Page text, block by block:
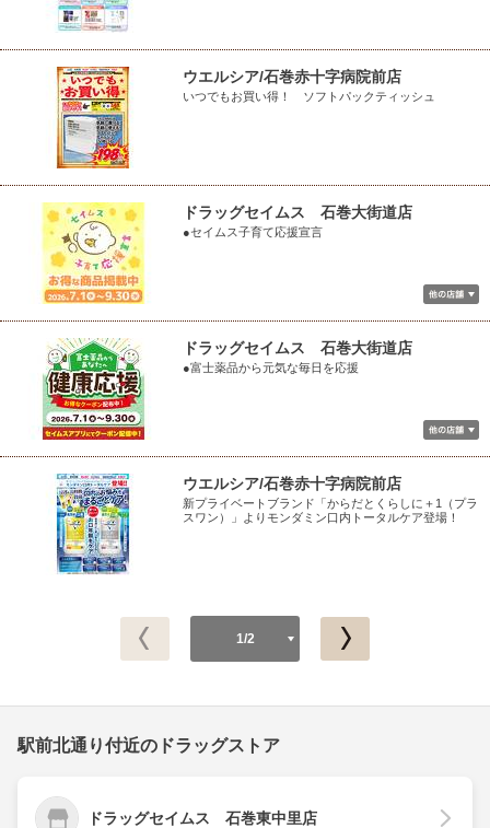
ウエルシア/石巻赤十字病院前店
いつでもお買い得！ ソフトパックティッシュ
ドラッグセイムス 石巻大街道店
●セイムス子育て応援宣言
ドラッグセイムス 石巻大街道店
●富士薬品から元気な毎日を応援
ウエルシア/石巻赤十字病院前店
新プライベートブランド「からだとくらしに＋1（プラ
スワン）」よりモンダミン口内トータルケア登場！
1/2
駅前北通り付近のドラッグストア
ドラッグセイムス 石巻東中里店